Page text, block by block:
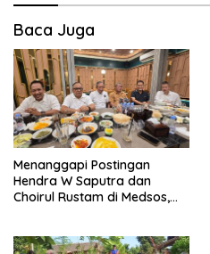
Baca Juga
Menanggapi Postingan
Hendra W Saputra dan
Choirul Rustam di Medsos,